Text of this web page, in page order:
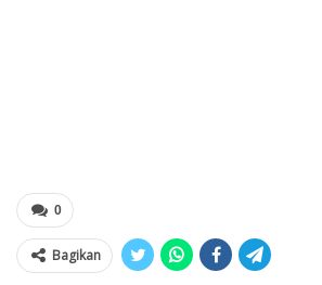
0
Bagikan